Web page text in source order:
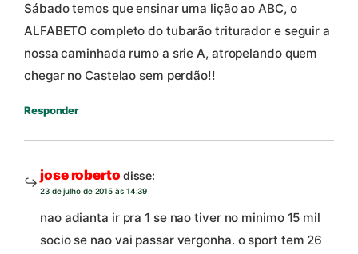
Sábado temos que ensinar uma lição ao ABC, o
ALFABETO completo do tubarão triturador e seguir a
nossa caminhada rumo a srie A, atropelando quem
chegar no Castelao sem perdão!!
Responder
jose roberto disse:
23 de julho de 2015 às 14:39
nao adianta ir pra 1 se nao tiver no minimo 15 mil
socio se nao vai passar vergonha. o sport tem 26